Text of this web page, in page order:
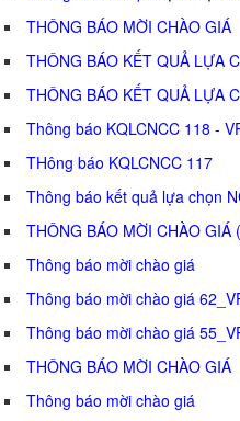
THÔNG BÁO MỜI CHÀO GIÁ
THÔNG BÁO KẾT QUẢ LỰA
THÔNG BÁO KẾT QUẢ LỰA
Thông báo KQLCNCC 118 -
THông báo KQLCNCC 117
Thông báo kết quả lựa chọn
THÔNG BÁO MỜI CHÀO GIÁ
Thông báo mời chào giá
Thông báo mời chào giá
Thông báo mời chào giá
THÔNG BÁO MỜI CHÀO GIÁ
Thông báo mời chào giá